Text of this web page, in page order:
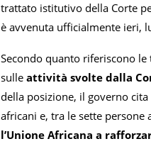
trattato istitutivo della Corte
è avvenuta ufficialmente ieri,
Secondo quanto riferiscono le
sulle attività svolte dalla
della posizione, il governo
africani e, tra le sette persone
l’Unione Africana a